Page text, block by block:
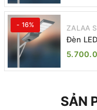
- 16% ZALAA
Đèn
One |
SẢN